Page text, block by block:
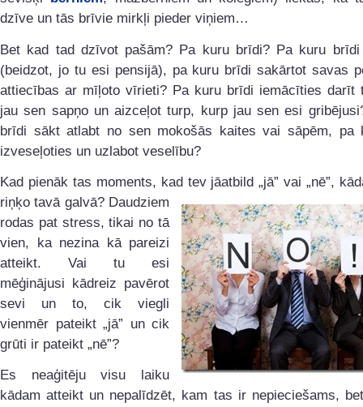
dzīve un tās brīvie mirkļi pieder viņiem…
Bet kad tad dzīvot pašām? Pa kuru brīdi? Pa kuru brīdi
(beidzot, jo tu esi pensijā), pa kuru brīdi sakārtot savas
attiecības ar mīļoto vīrieti? Pa kuru brīdi iemācīties darīt
jau sen sapņo un aizceļot turp, kurp jau sen esi
brīdi sākt atlabt no sen mokošās kaites vai sāpēm, pa
izveseļoties un uzlabot veselību?
Kad pienāk tas moments, kad tev jāatbild „jā” vai „nē”,
riņķo tavā galvā?Daudziem
rodas pat stress, tikai no tā
vien, ka nezina kā pareizi
atteikt. Vai tu esi
mēģinājusi kādreiz pavērot
sevi un to, cik viegli
vienmēr pateikt „jā” un cik
grūti ir pateikt „nē”?
Es neaģitēju visu laiku
kādam atteikt un nepalīdzēt, kam tas ir nepieciešams,